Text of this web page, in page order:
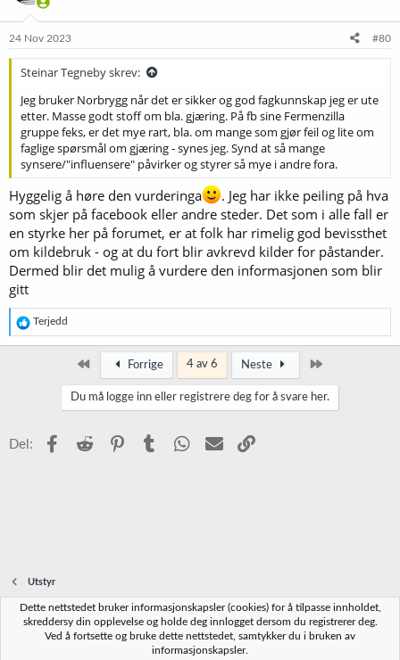
Forøvrig - og for å knytte an til trådtemaet - så trur jeg vekta på
tematikken på forumet har flytta seg mye fra det
(Jeg mener ikke at folk ikke skal ta opp utstyrsspørsmål. Men jeg
ønsker meg mer øl-/brygge-aktivitet.)
o
e
24 Nov 2023 #80
Steinar Tegneby skrev:
Jeg bruker Norbrygg når det er sikker og god fagkunnskap jeg er ute
etter. Masse godt stoff om bla. gjæring. På fb sine Fermenzilla
gruppe feks, er det mye rart, bla. om mange som gjør feil og lite om
faglige spørsmål om gjæring - synes jeg. Synd at så mange
synsere/"influensere" påvirker og styrer så mye i andre fora.
Hyggelig å høre den vurderinga
. Jeg har ikke peiling på hva
som skjer på facebook eller andre steder. Det som i alle fall er
en styrke her på forumet, er at folk har rimelig god bevissthet
om kildebruk - og at du fort blir avkrevd kilder for påstander.
Dermed blir det mulig å vurdere den informasjonen som blir
gitt
R
e
a
Terjedd
Først Forrige 4 av 6 Neste
Du må logge inn eller registrere deg for å svare her.
Del: Facebook
Reddit PinterestTumblr WhatsApp
E-post
Utstyr
Norbrygg-default
Vilkår og regler Personvernregler
Dette nettstedet bruker informasjonskapsler (cookies) for å tilpasse innholdet,
skreddersy din opplevelse og holde deg innlogget dersom du registrerer deg.
Ved å fortsette og bruke dette nettstedet, samtykker du i bruken av
informasjonskapsler.